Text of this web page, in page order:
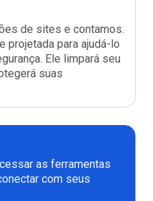
de sites e contamos.
projetada para ajudá-lo
Ele limpará seu
suas
as ferramentas
com seus